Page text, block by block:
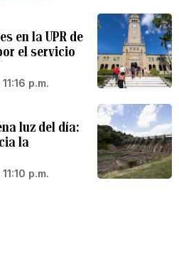
en la UPR de
el servicio
p.m.
luz del día:
la
p.m.